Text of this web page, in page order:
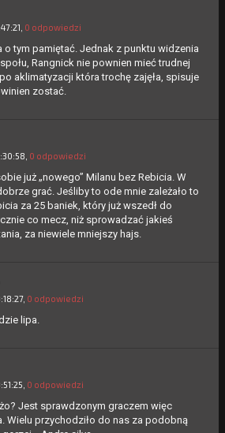
0 odpowiedzi
o tym pamiętać. Jednak z punktu widzenia
Rangnick nie pownien mieć trudnej
aklimatyzacji która trochę zajęła, spisuje
zostać.
0 odpowiedzi
już „nowego” Milanu bez Rebicia. W
grać. Jeśliby to ode mnie zależało to
za 25 baniek, który już wszedł do
co mecz, niż sprowadzać jakieś
za niewiele mniejszy hajs.
0 odpowiedzi
lipa.
0 odpowiedzi
Jest sprawdzonym graczem więc
Wielu przychodziło do nas za podobną